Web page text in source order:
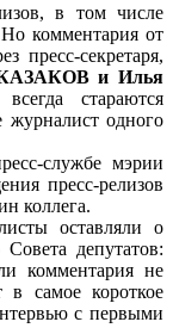
в том числе
комментария от
пресс-секретаря,
и Илья
стараются
журналист одного
службе мэрии
пресс-релизов
коллега.
оставляли о
Совета депутатов:
комментария не
в самое короткое
с первыми